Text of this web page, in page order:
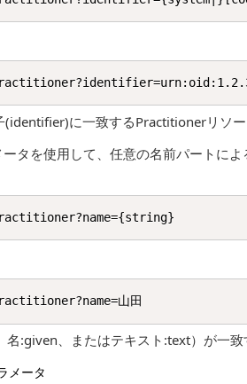
(identifier)に一致するPractitionerリソ
タを使用して、任意の名前パートに
名:given、またはテキスト:text）が一
メータ